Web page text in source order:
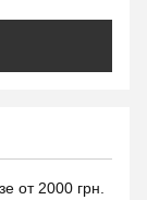
от 2000 грн.